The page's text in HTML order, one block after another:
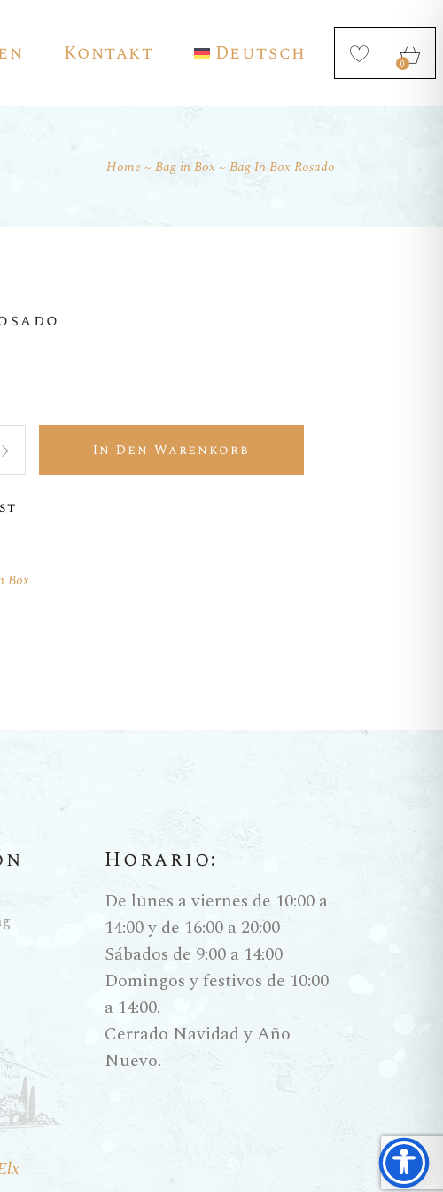
Kontakt Deutsch
English
0
Home Bag in Box Bag In Box Rosado
Rosado quantity
In Den Warenkorb
Box
Horario:
De lunes a viernes de 10:00 a
14:00 y de 16:00 a 20:00
Sábados de 9:00 a 14:00
Domingos y festivos de 10:00
a 14:00.
Cerrado Navidad y Año
Nuevo.